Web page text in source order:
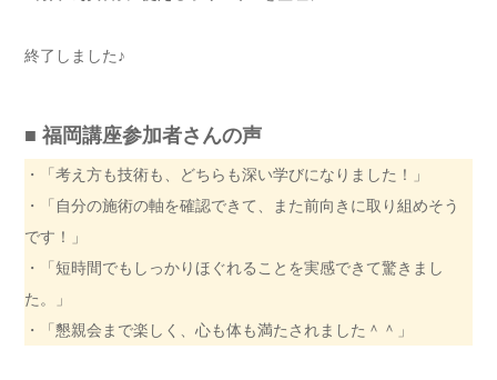
終了しました♪
■ 福岡講座参加者さんの声
・「考え方も技術も、どちらも深い学びになりました！」
・「自分の施術の軸を確認できて、また前向きに取り組めそう
です！」
・「短時間でもしっかりほぐれることを実感できて驚きまし
た。」
・「懇親会まで楽しく、心も体も満たされました＾＾」